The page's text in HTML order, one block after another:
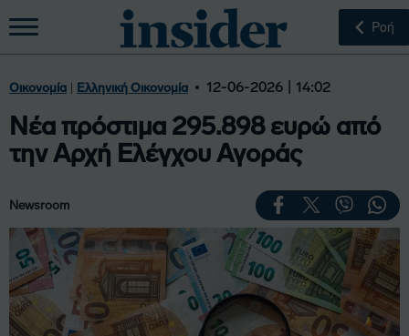
Ροή
Οικονομία | Ελληνική Οικονομία 12-06-2026 | 14:02
Νέα πρόστιμα 295.898 ευρώ από
την Αρχή Ελέγχου Αγοράς
Newsroom